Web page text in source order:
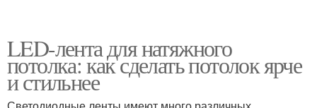
LED-лента для натяжного
потолка: как сделать потолок ярче
и стильнее